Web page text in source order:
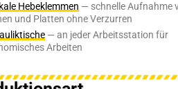
Hebeklemmen — schnelle Aufnahme
und Platten ohne Verzurren
— an jeder Arbeitsstation für
Arbeiten